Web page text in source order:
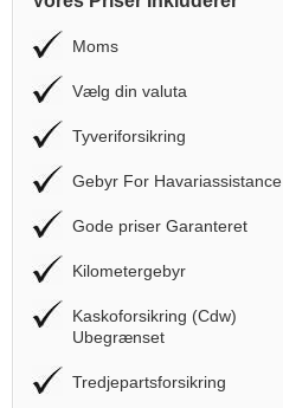
Moms
Vælg din valuta
Tyveriforsikring
Gebyr For Havariassistance
Gode priser Garanteret
Kilometergebyr
Kaskoforsikring (Cdw)
Ubegrænset
Tredjepartsforsikring